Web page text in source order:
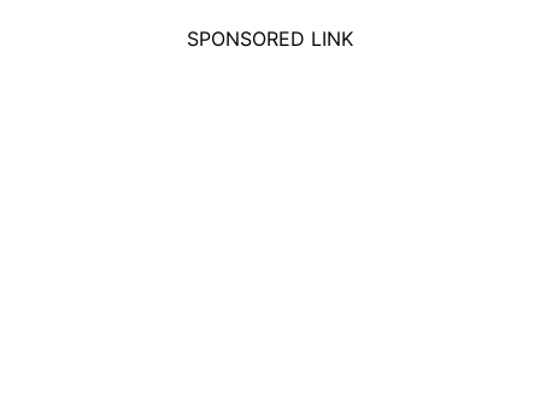
SPONSORED LINK